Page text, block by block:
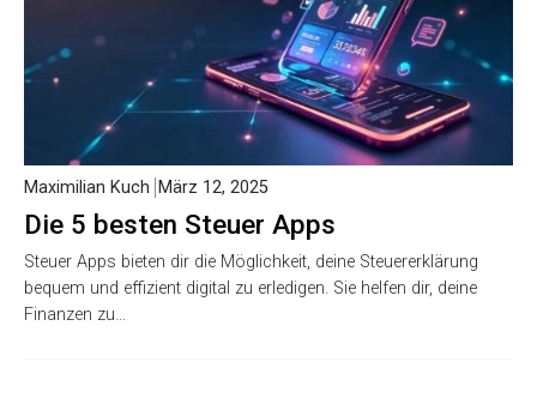
Die 5 besten Steuer Apps
Maximilian Kuch März 12, 2025
Steuer Apps bieten dir die Möglichkeit, deine Steuererklärung
bequem und effizient digital zu erledigen. Sie helfen dir, deine
Finanzen zu…